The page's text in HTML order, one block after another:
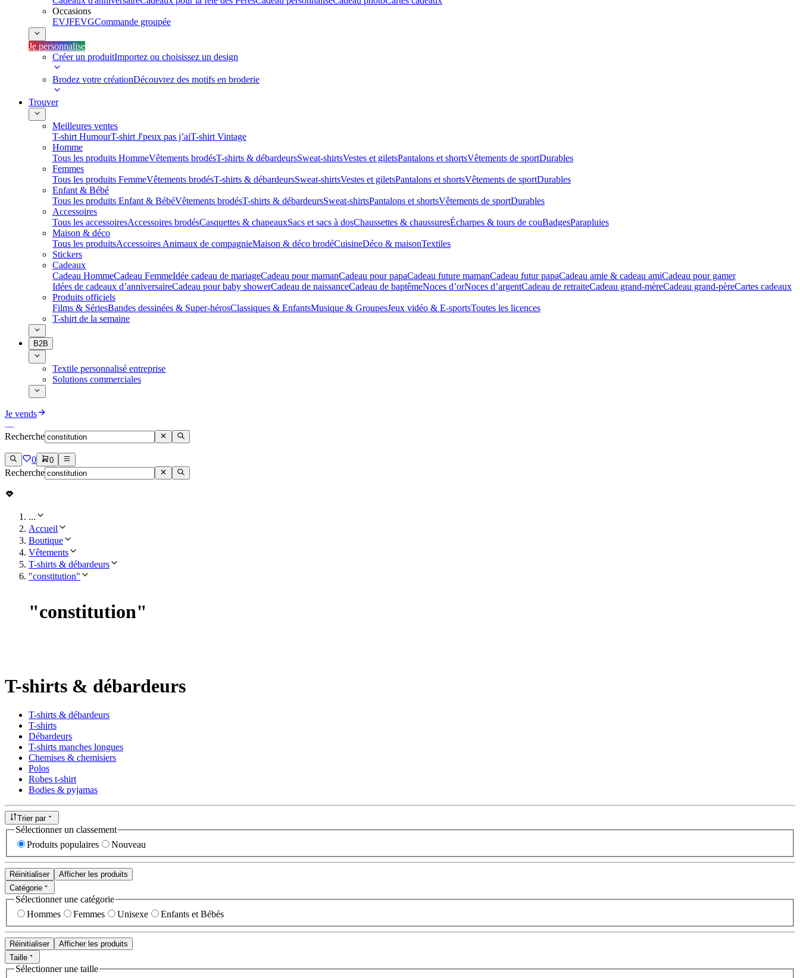
Occasions
EVJFEVGCommande groupée
Je personnalise
Créer un produitImportez ou choisissez un design
Brodez votre créationDécouvrez des motifs en broderie
Trouver
Meilleures ventes
T-shirt HumourT-shirt J'peux pas j’aiT-shirt Vintage
Homme
Tous les produits HommeVêtements brodésT-shirts & débardeursSweat-shirtsVestes et giletsPantalons et shortsVêtements de sportDurables
Femmes
Tous les produits FemmeVêtements brodésT-shirts & débardeursSweat-shirtsVestes et giletsPantalons et shortsVêtements de sportDurables
Enfant & Bébé
Tous les produits Enfant & BébéVêtements brodésT-shirts & débardeursSweat-shirtsPantalons et shortsVêtements de sportDurables
Accessoires
Tous les accessoiresAccessoires brodésCasquettes & chapeauxSacs et sacs à dosChaussettes & chaussuresÉcharpes & tours de couBadgesParapluies
Maison & déco
Tous les produitsAccessoires Animaux de compagnieMaison & déco brodéCuisineDéco & maisonTextiles
Stickers
Cadeaux
Cadeau HommeCadeau FemmeIdée cadeau de mariage​Cadeau pour mamanCadeau pour papaCadeau future mamanCadeau futur papaCadeau amie & cadeau amiCadeau pour gamer
Idées de cadeaux d’anniversaireCadeau pour baby showerCadeau de naissanceCadeau de baptêmeNoces d’orNoces d’argentCadeau de retraiteCadeau grand-mèreCadeau grand-pèreCartes cadeaux
Produits officiels
Films & SériesBandes dessinées & Super-hérosClassiques & EnfantsMusique & GroupesJeux vidéo & E-sportsToutes les licences
T-shirt de la semaine
B2B
Textile personnalisé entreprise
Solutions commerciales
Je vends
Recherche
0 0
Recherche
...
Accueil
Boutique
Vêtements
T-shirts & débardeurs
"constitution"
"constitution"
T-shirts & débardeurs
T-shirts & débardeurs
T-shirts
Débardeurs
T-shirts manches longues
Chemises & chemisiers
Polos
Robes t-shirt
Bodies & pyjamas
Trier par
Sélectionner un classement
Produits populaires
Nouveau
Réinitialiser
Afficher les produits
Catégorie
Sélectionner une catégorie
Hommes
Femmes Unisexe Enfants et Bébés
Réinitialiser
Afficher les produits
Taille
Sélectionner une taille